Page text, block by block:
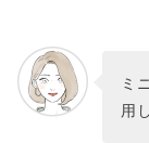
ミ
用